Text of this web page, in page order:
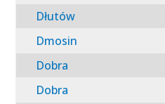
Dłutów
Dmosin
Dobra
Dobra